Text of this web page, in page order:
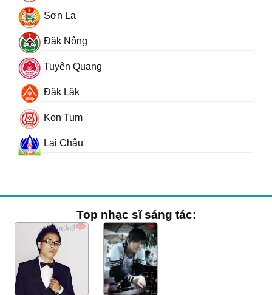
Sơn La
Đăk Nông
Tuyên Quang
Đăk Lăk
Kon Tum
Lai Châu
Top nhạc sĩ sáng tác: